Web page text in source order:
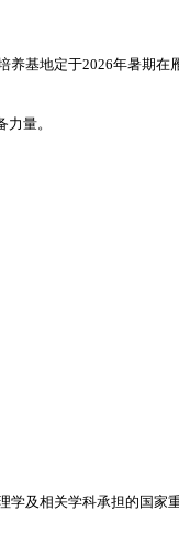
基地定于2026年暑期在
量。
及相关学科承担的国家